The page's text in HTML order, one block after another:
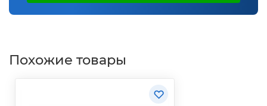
Похожие товары